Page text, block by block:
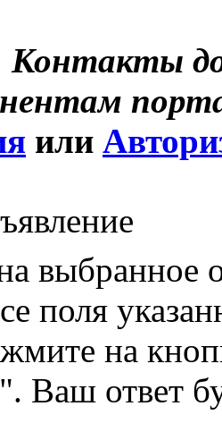
Контакты
или
выбранное
поля
на
Ваш ответ